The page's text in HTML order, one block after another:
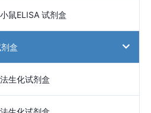
鼠ELISA 试剂盒
盒
生化试剂盒